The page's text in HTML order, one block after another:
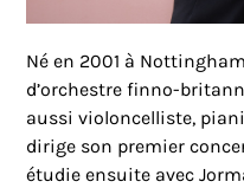
Né en 2001 à
d’orchestre finno-
aussi violoncelliste,
dirige son premier
étudie ensuite avec